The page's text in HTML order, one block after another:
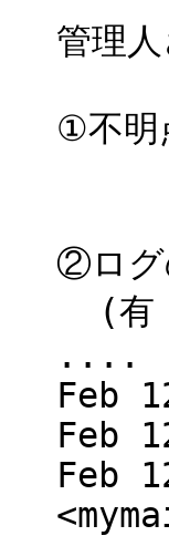
管理
①不明
解
②ロ
(有
....
Feb
Feb
Feb